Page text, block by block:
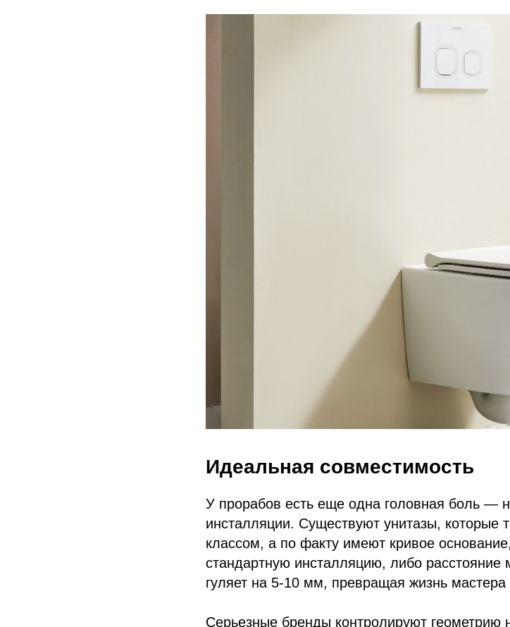
Идеальная совместимость
У прорабов есть еще одна головная боль —
инсталляции. Существуют унитазы, которые
классом, а по факту имеют кривое
стандартную инсталляцию, либо
гуляет на 5-10 мм, превращая жизнь
Серьезные бренды контролируют геометрию